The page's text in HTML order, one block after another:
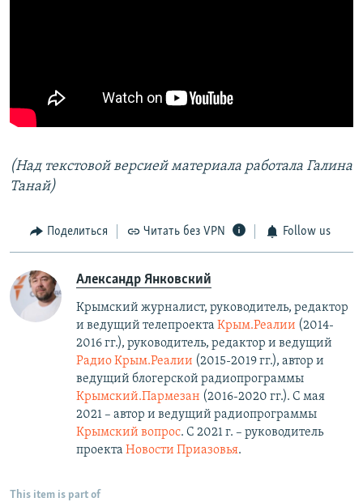
(Над текстовой версией материала работала Галина
Танай)
Поделиться Читать без VPN Follow us
Александр Янковский
Крымский журналист, руководитель, редактор
и ведущий телепроекта Крым.Реалии (2014-
2016 гг.), руководитель, редактор и ведущий
Радио Крым.Реалии (2015-2019 гг.), автор и
ведущий блогерской радиопрограммы
Крымский.Пармезан (2016-2020 гг.)​. С мая
2021 – автор и ведущий радиопрограммы
Крымский вопрос. С 2021 г. – руководитель
проекта Новости Приазовья.
This item is part of